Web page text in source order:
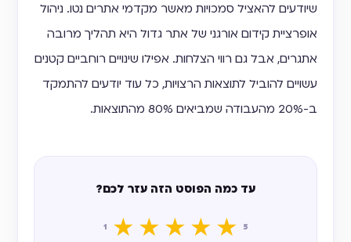
שיודעים להאציל סמכויות מאשר מקדמי אתרים נטו. ניהול
אופרציית קידום אורגני של אתר גדול היא תהליך מרובה
אתגרים, אבל גם רווי הצלחות. אפילו שינויים רוחביים קטנים
עשויים להוביל לתוצאות הרצויות, כל עוד יודעים להתמקד
ב-20% מהעבודה שמביאים 80% מהתוצאות.
עד כמה הפוסט הזה עזר לכם?
1 ★ ★ ★ ★ ★ 5